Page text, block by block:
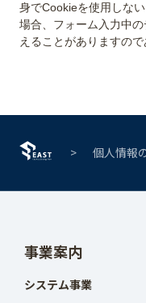
身でCookieを使用しな
場合、フォーム入力中
個人情報
事業案内
システム事業